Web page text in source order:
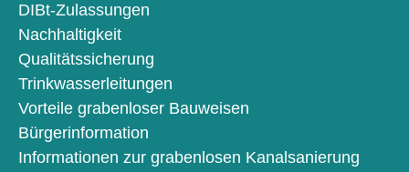
DIBt-Zulassungen
Nachhaltigkeit
Qualitätssicherung
Trinkwasserleitungen
Vorteile grabenloser Bauweisen
Bürgerinformation
Informationen zur grabenlosen Kanalsanierung